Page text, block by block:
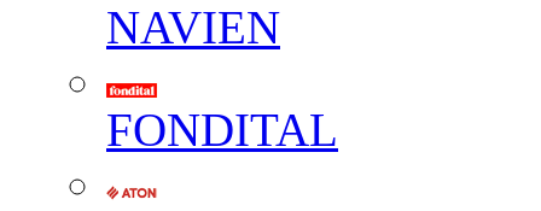
NAVIEN
FONDITAL